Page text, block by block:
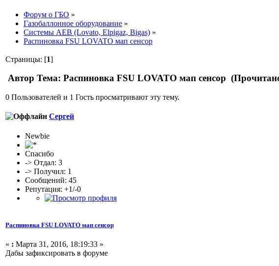
Форум о ГБО »
Газобаллонное оборудование »
Системы AEB (Lovato, Elpigaz, Bigas) »
Распиновка FSU LOVATO мап сенсор
Страницы: [1]
Автор Тема: Распиновка FSU LOVATO мап сенсор
0 Пользователей и 1 Гость просматривают эту тему.
Сергей
Newbie
Спасибо
-> Отдал: 3
-> Получил: 1
Сообщений: 45
Репутация: +1/-0
Распиновка FSU LOVATO мап сенсор
« : Марта 31, 2016, 18:19:33 »
Дабы зафиксировать в форуме